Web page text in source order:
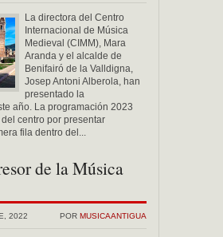
La directora del Centro
Internacional de Música
Medieval (CIMM), Mara
Aranda y el alcalde de
Benifairó de la Valldigna,
Josep Antoni Alberola, han
presentado la
año. La programación 2023
centro por presentar
fila dentro del...
de la Música
POR MUSICAANTIGUA
2022